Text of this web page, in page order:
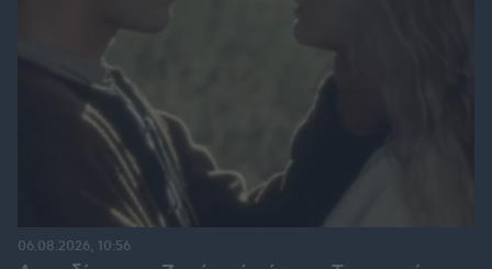
06.08.2026, 10:56